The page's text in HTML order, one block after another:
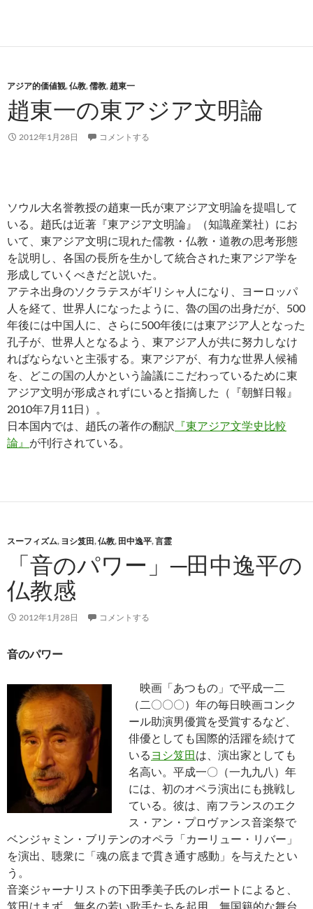
アジア的価値観,仏教,儒教,趙東一
趙東一の東アジア文明論
2012年1月28日 コメントする
ソウル大名誉教授の趙東一氏が東アジア文明論を提唱して
いる。趙氏は近著『東アジア文明論』（知識産業社）にお
いて、東アジア文明に現れた儒教・仏教・道教の思考形態
を説明し、各国の長所を生かして統合された東アジア学を
形成していくべきだと説いた。
アテネ出身のソクラテスがギリシャ人になり、ヨーロッパ
人を経て、世界人になったように、魯の国の出身だが、500
年後には中国人に、さらに500年後には東アジア人となった
孔子が、世界人となるよう、東アジア人が共に努力しなけ
ればならないと主張する。東アジアが、有力な世界人候補
を、どこの国の人かという論議にこだわっているために東
アジア文明が形成されずにいると指摘した（『朝鮮日報』
2010年7月11日）。
日本国内では、趙氏の著作の翻訳 『東アジア文学史比較
論』 が刊行されている。
スーフィズム, ヨシ笈田,仏教, 田中逸平,言霊
「音のパワー」─田中逸平の
仏教感
2012年1月28日 コメントする
音のパワー
映画「あつもの」で平成一二
（二〇〇〇）年の毎日映画コンク
ール助演男優賞を受賞するなど、
俳優としても国際的活躍を続けて
いる ヨシ笈田は、演出家としても
名高い。平成一〇（一九九八）年
には、初のオペラ演出にも挑戦し
ている。彼は、南フランスのエク
ス・アン・プロヴァンス音楽祭で
ベンジャミン・ブリテンのオペラ「カーリュー・リバー」
を演出、聴衆に「魂の底まで貫き通す感動」を与えたとい
う。
音楽ジャーナリストの下田季美子氏のレポートによると、
笈田はまず、無名の若い歌手たちを起用、無国籍的な舞台